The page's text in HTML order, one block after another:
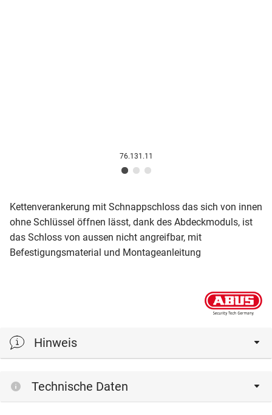
76.131.11
Kettenverankerung mit Schnappschloss das sich von innen
ohne Schlüssel öffnen lässt, dank des Abdeckmoduls, ist
das Schloss von aussen nicht angreifbar, mit
Befestigungsmaterial und Montageanleitung
Hinweis
Technische Daten